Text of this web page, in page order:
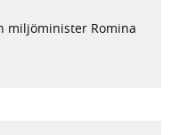
miljöminister Romina